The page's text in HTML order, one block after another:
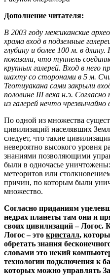
Дополнение читателя:
В 2003 году мексиканские
храма вход в подземные
глубину и более 100 м. в длину.
показали, что туннель
крупных галерей. Вход в него
шахту со сторонами в 5 м.
Теотиуакана сами закрыли
половине III века н.э.
из галерей нечто
По одной из множества
цивилизаций населявших
следует, что такие
невероятно высокого уровня
знаниями позволяющими
были в одночасье
метеоритов или
причин, по которым были
множество.
Согласно приданиям
недрах планеты там они и
своих цивилизаций – Логос.
Логос – это кристалл,
обретать знания
словами это некий
технологии подключения к
которых можно управлять